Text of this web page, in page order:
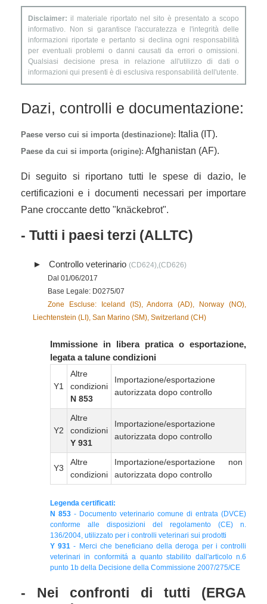
Disclaimer: il materiale riportato nel sito è presentato a scopo
informativo. Non si garantisce l'accuratezza e l'integrità delle
informazioni riportate e pertanto si declina ogni responsabilità
per eventuali problemi o danni causati da errori o omissioni.
Qualsiasi decisione presa in relazione all'utilizzo di dati o
informazioni qui presenti è di esclusiva responsabilità dell'utente.
Dazi, controlli e documentazione:
Paese verso cui si importa (destinazione): Italia (IT).
Paese da cui si importa (origine): Afghanistan (AF).
Di seguito si riportano tutti le spese di dazio, le
certificazioni e i documenti necessari per importare
Pane croccante detto "knäckebrot".
- Tutti i paesi terzi (ALLTC)
Controllo veterinario (CD624),(CD626)
Dal 01/06/2017
Base Legale: D0275/07
Zone Escluse: Iceland (IS), Andorra (AD), Norway (NO),
Liechtenstein (LI), San Marino (SM), Switzerland (CH)
Immissione in libera pratica o esportazione,
legata a talune condizioni
Y1
Altre
condizioni
N 853
Importazione/esportazione
autorizzata dopo controllo
Y2
Altre
condizioni
Y 931
Importazione/esportazione
autorizzata dopo controllo
Y3
Altre
condizioni
Importazione/esportazione non
autorizzata dopo controllo
Legenda certificati:
N 853 - Documento veterinario comune di entrata (DVCE)
conforme alle disposizioni del regolamento (CE) n.
136/2004, utilizzato per i controlli veterinari sui prodotti
Y 931 - Merci che beneficiano della deroga per i controlli
veterinari in conformitá a quanto stabilito dall'articolo n.6
punto 1b della Decisione della Commissione 2007/275/CE
- Nei confronti di tutti (ERGA